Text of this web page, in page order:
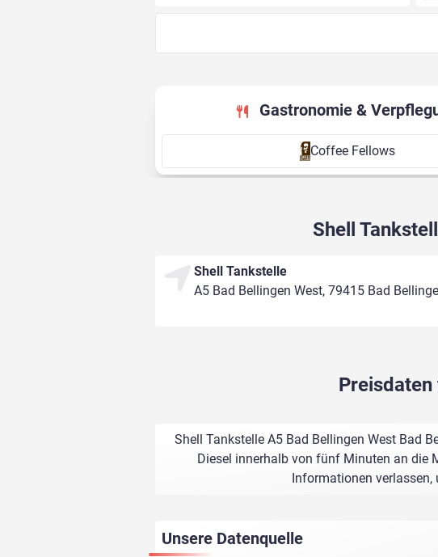
Gastronomie &
Coffee Fellows
Shell
Shell Tankstelle
A5 Bad Bellingen West, 79415 Bad
Preisdaten
Shell Tankstelle A5 Bad Bellingen West Bad
Diesel innerhalb von fünf Minuten an die
Informationen
Unsere Datenquelle